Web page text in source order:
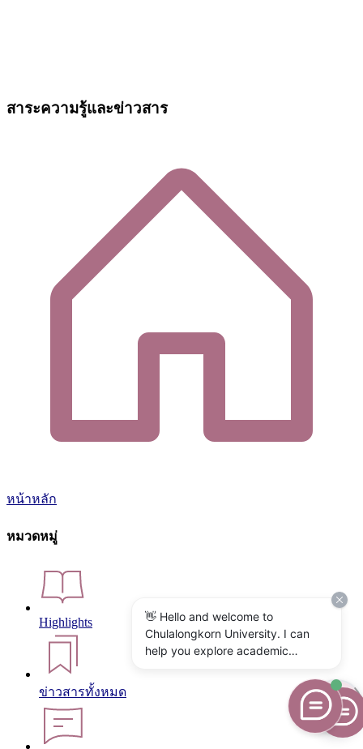
สาระความรู้และข่าวสาร
หน้าหลัก
หมวดหมู่
Highlights
ข่าวสารทั้งหมด
👋 Hello and welcome to
Chulalongkorn University. I can
help you explore academic